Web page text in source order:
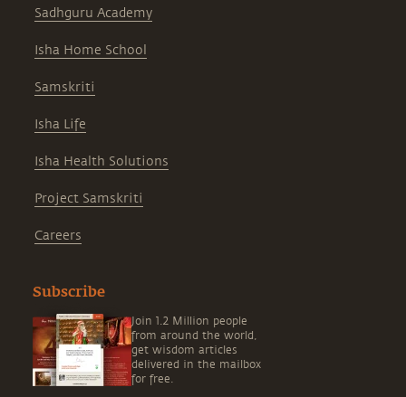
Sadhguru Academy
Isha Home School
Samskriti
Isha Life
Isha Health Solutions
Project Samskriti
Careers
Subscribe
Join 1.2 Million people
from around the world,
get wisdom articles
delivered in the mailbox
for free.